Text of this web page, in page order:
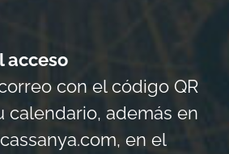
acceso
con el código QR
calendario, además en
en el